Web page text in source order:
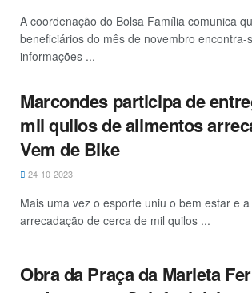
A coordenação do Bolsa Família comunica
beneficiários do mês de novembro encontra-
informações ...
Marcondes participa de
mil quilos de alimentos
Vem de Bike
24-10-2023
Mais uma vez o esporte uniu o bem estar e
arrecadação de cerca de mil quilos ...
Obra da Praça da Marieta